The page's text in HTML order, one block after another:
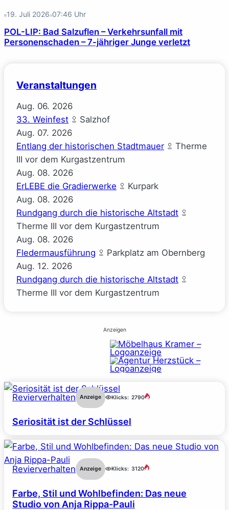
19. Juli 2026 07:46 Uhr
POL-LIP: Bad Salzuflen – Verkehrsunfall mit
Personenschaden – 7-jähriger Junge verletzt
Veranstaltungen
Aug. 06. 2026
33. Weinfest
Salzhof
Aug. 07. 2026
Entlang der historischen Stadtmauer
Therme
III vor dem Kurgastzentrum
Aug. 08. 2026
ErLEBE die Gradierwerke
Kurpark
Aug. 08. 2026
Rundgang durch die historische Altstadt
Therme III vor dem Kurgastzentrum
Aug. 08. 2026
Fledermausführung
Parkplatz am Obernberg
Aug. 12. 2026
Rundgang durch die historische Altstadt
Therme III vor dem Kurgastzentrum
Anzeigen
Revierverhalten Anzeige Klicks: 2790
Seriosität ist der Schlüssel
Revierverhalten Anzeige Klicks: 3120
Farbe, Stil und Wohlbefinden: Das neue
Studio von Anja Rippa-Pauli